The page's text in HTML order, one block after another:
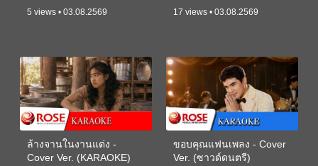
5 views • 03.08.2569 17 views • 03.08.2569
ล้างจานในงานแต่ง -
Cover Ver. (KARAOKE)
ขอบคุณแฟนเพลง - Cover
Ver. (ซาวด์ดนตรี)